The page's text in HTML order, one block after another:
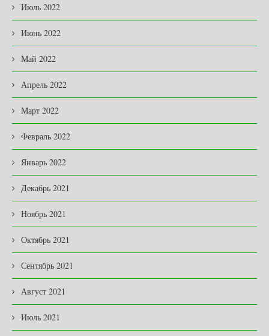
Июль 2022
Июнь 2022
Май 2022
Апрель 2022
Март 2022
Февраль 2022
Январь 2022
Декабрь 2021
Ноябрь 2021
Октябрь 2021
Сентябрь 2021
Август 2021
Июль 2021